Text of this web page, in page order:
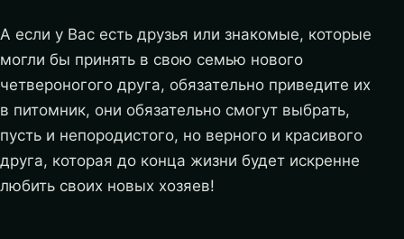
А если у Вас есть друзья или знакомые, которые
могли бы принять в свою семью нового
четвероногого друга, обязательно приведите их
в питомник, они обязательно смогут выбрать,
пусть и непородистого, но верного и красивого
друга, которая до конца жизни будет искренне
любить своих новых хозяев!